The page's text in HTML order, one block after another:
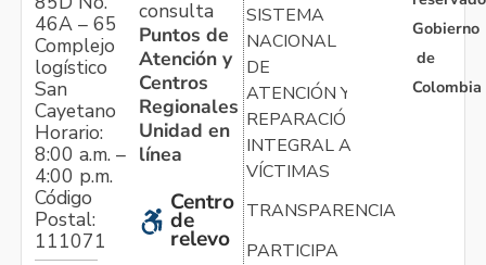
46A – 65
Complejo
logístico
San
Cayetano
Horario:
8:00 a.m. –
4:00 p.m.
Código
Postal:
111071
consulta
Puntos de
Atención y
Centros
Regionales
Unidad en
línea
Centro
de
relevo
SISTEMA
NACIONAL
DE
ATENCIÓN Y
REPARACIÓN
INTEGRAL A
VÍCTIMAS
TRANSPARENCIA
PARTICIPA
Gobierno
de
Colombia